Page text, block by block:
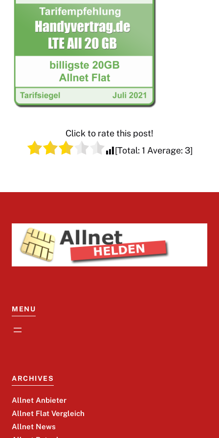
Click to rate this post!
[Total: 1 Average: 3]
MENU
ARCHIVES
Allnet Anbieter
Allnet Flat Vergleich
Allnet News